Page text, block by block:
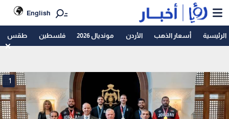
English
الرئيسية أسعار الذهب الأردن مونديال 2026 فلسطين طقس
1